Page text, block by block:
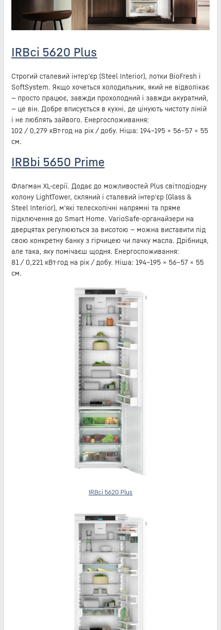
IRBci 5620 Plus
Строгий сталевий інтер'єр (Steel Interior), лотки BioFresh і
SoftSystem. Якщо хочеться холодильник, який не відволікає
— просто працює, завжди прохолодний і завжди акуратний,
— це він. Добре вписується в кухні, де цінують чистоту ліній
і не люблять зайвого. Енергоспоживання:
102 / 0,279 кВт·год на рік / добу. Ніша: 194–195 × 56–57 × 55
см.
IRBbi 5650 Prime
Флагман XL-серії. Додає до можливостей Plus світлодіодну
колону LightTower, скляний і сталевий інтер'єр (Glass &
Steel Interior), м'які телескопічні напрямні та пряме
підключення до Smart Home. VarioSafe-органайзери на
дверцятах регулюються за висотою — можна виставити під
свою конкретну банку з гірчицею чи пачку масла. Дрібниця,
але така, яку помічаєш щодня. Енергоспоживання:
81 / 0,221 кВт·год на рік / добу. Ніша: 194–195 × 56–57 × 55
см.
IRBci 5620 Plus